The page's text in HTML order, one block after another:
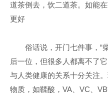
道茶倒去，饮二道茶。如能
更好
俗话说，开门七件事，“柴
后一位，但很多人都离不了
与人类健康的关系十分关注
物质，如鞣酸，VA、VC、VB